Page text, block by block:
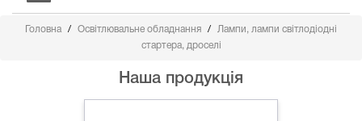
Головна Освітлювальне обладнання
Лампи, лампи світлодіодні
стартера, дроселі
Наша продукція